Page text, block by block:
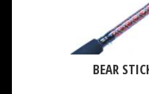
BEAR